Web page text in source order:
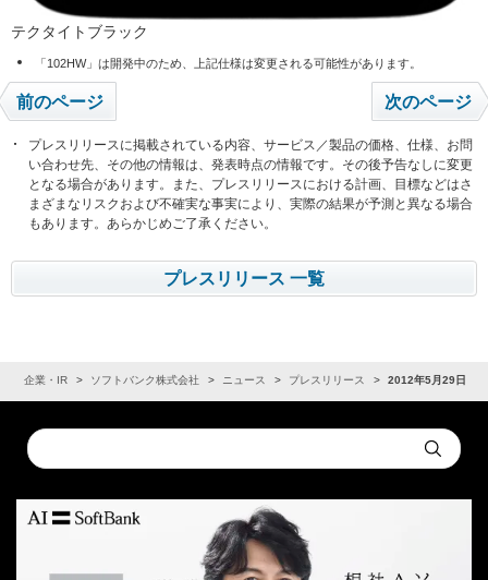
テクタイトブラック
「102HW」は開発中のため、上記仕様は変更される可能性があります。
前のページ 次のページ
プレスリリースに掲載されている内容、サービス／製品の価格、仕様、お問
い合わせ先、その他の情報は、発表時点の情報です。その後予告なしに変更
となる場合があります。また、プレスリリースにおける計画、目標などはさ
まざまなリスクおよび不確実な事実により、実際の結果が予測と異なる場合
もあります。あらかじめご了承ください。
プレスリリース 一覧
企業・IR ソフトバンク株式会社 ニュース プレスリリース 2012年5月29日
Conduct
a
Submit